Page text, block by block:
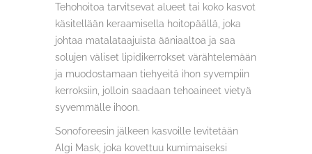
Tehohoitoa tarvitsevat alueet tai koko kasvot
käsitellään keraamisella hoitopäällä, joka
johtaa matalataajuista ääniaaltoa ja saa
solujen väliset lipidikerrokset värähtelemään
ja muodostamaan tiehyeitä ihon syvempiin
kerroksiin, jolloin saadaan tehoaineet vietyä
syvemmälle ihoon.
Sonoforeesin jälkeen kasvoille levitetään
Algi Mask, joka kovettuu kumimaiseksi